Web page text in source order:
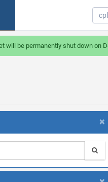
will be permanently shut down on
×